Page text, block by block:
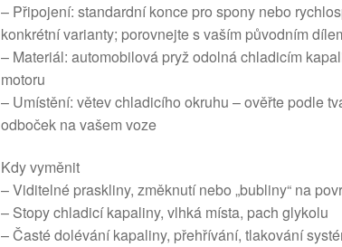
– Připojení: standardní konce pro spony nebo
konkrétní varianty; porovnejte s vaším původním
– Materiál: automobilová pryž odolná chladicím
motoru
– Umístění: větev chladicího okruhu – ověřte podle
odboček na vašem voze
Kdy vyměnit
– Viditelné praskliny, změknutí nebo „bubliny“ na
– Stopy chladicí kapaliny, vlhká místa, pach glykolu
– Časté dolévání kapaliny, přehřívání, tlakování